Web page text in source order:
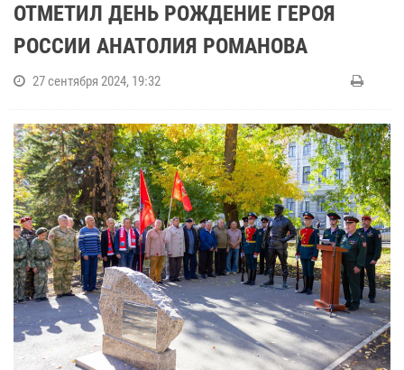
ОТМЕТИЛ ДЕНЬ РОЖДЕНИЕ ГЕРОЯ
РОССИИ АНАТОЛИЯ РОМАНОВА
27 сентября 2024, 19:32